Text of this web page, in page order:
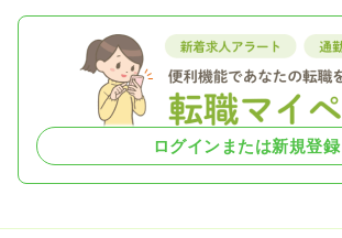
ログインまたは新規登録